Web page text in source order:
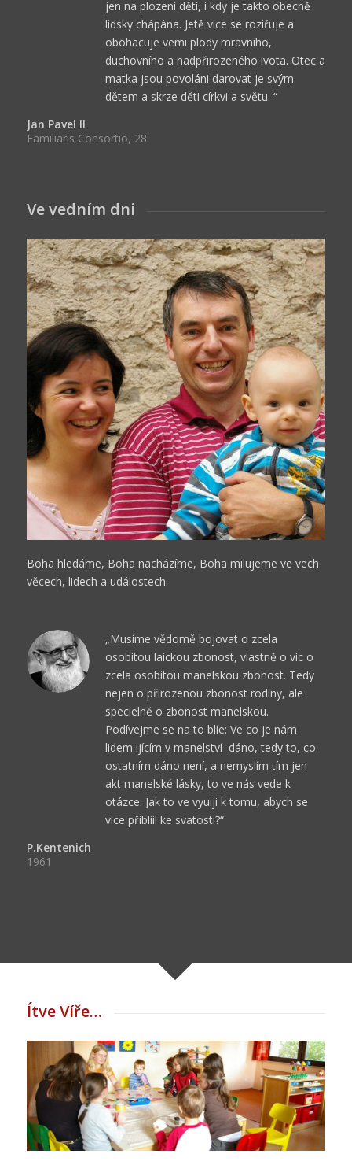
jen na plození dětí, i kdy je takto obecně
lidsky chápána. Jetě více se roziřuje a
obohacuje vemi plody mravního,
duchovního a nadpřirozeného ivota. Otec a
matka jsou povoláni darovat je svým
dětem a skrze děti církvi a světu. “
Jan Pavel II
Familiaris Consortio, 28
Ve vedním dni
Boha hledáme, Boha nacházíme, Boha milujeme ve vech
věcech, lidech a událostech:
„Musíme vědomě bojovat o zcela
osobitou laickou zbonost, vlastně o víc o
zcela osobitou manelskou zbonost. Tedy
nejen o přirozenou zbonost rodiny, ale
specielně o zbonost manelskou.
Podívejme se na to blíe: Ve co je nám 
lidem ijícím v manelství  dáno, tedy to, co
ostatním dáno není, a nemyslím tím jen
akt manelské lásky, to ve nás vede k
otázce: Jak to ve vyuiji k tomu, abych se
více přiblíil ke svatosti?“
P.Kentenich
1961
Ítve Víře…